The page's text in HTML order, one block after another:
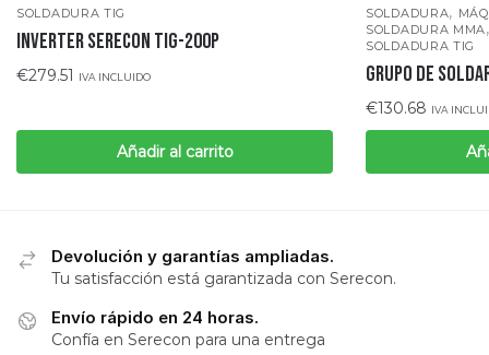
SOLDADURA TIG
INVERTER SERECON TIG-200P
€279.51 IVA INCLUIDO
Añadir al carrito
SOLDADURA,
SOLDADURA MMA
SOLDADURA TIG
GRUPO DE
€130.68 IVA
Devolución y garantías ampliadas.
Tu satisfacción está garantizada con Serecon.
Envío rápido en 24 horas.
Confía en Serecon para una entrega